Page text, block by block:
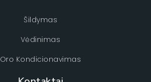
Šildymas
Vėdinimas
Oro Kondicionavimas